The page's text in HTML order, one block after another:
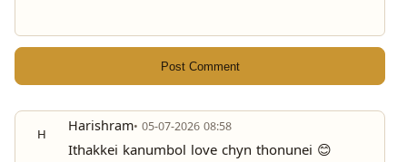
Post Comment
H Harishram• 05-07-2026 08:58
Ithakkei kanumbol love chyn thonunei 😊